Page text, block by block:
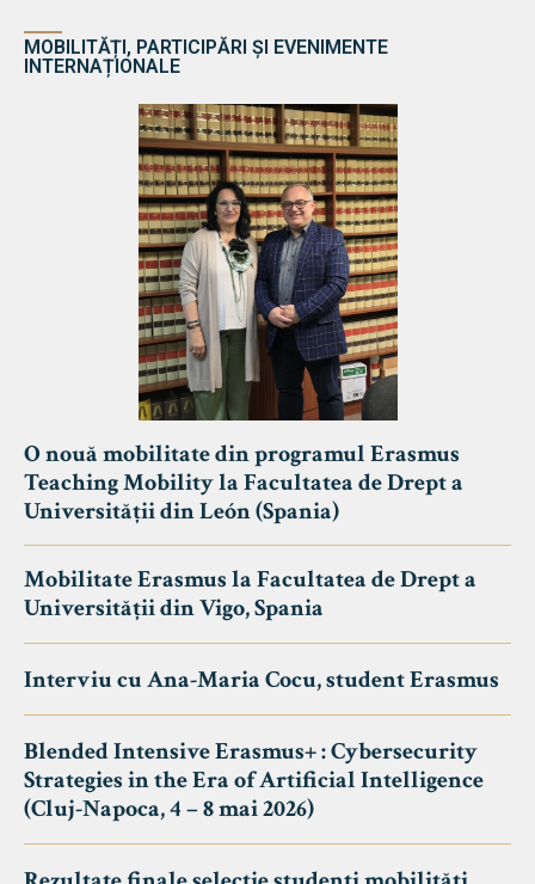
MOBILITĂȚI, PARTICIPĂRI ȘI EVENIMENTE
INTERNAȚIONALE
O nouă mobilitate din programul Erasmus
Teaching Mobility la Facultatea de Drept a
Universității din León (Spania)
Mobilitate Erasmus la Facultatea de Drept a
Universității din Vigo, Spania
Interviu cu Ana-Maria Cocu, student Erasmus
Blended Intensive Erasmus+ : Cybersecurity
Strategies in the Era of Artificial Intelligence
(Cluj-Napoca, 4 – 8 mai 2026)